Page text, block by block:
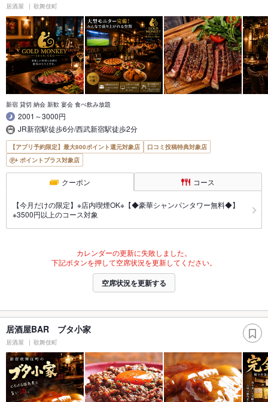
居酒屋 歌舞伎町
新宿 貸切 納会 新歓 宴会 食べ飲み放題
2001～3000円
JR新宿駅徒歩6分/西武新宿駅徒歩2分
【アプリ予約限定】最大800ポイント還元対象店
口コミ投稿特典対象店
ポイントプラス対象店
クーポン コース
【今月だけの限定】※店内喫煙OK※【◆豪華シャンパンタワー無料◆】
※3500円以上のコース対象
カレンダーの更新に失敗しました。
下記ボタンを押して空席状況を更新してください。
空席状況を更新する
居酒屋BAR ブタ小家
居酒屋 歌舞伎町